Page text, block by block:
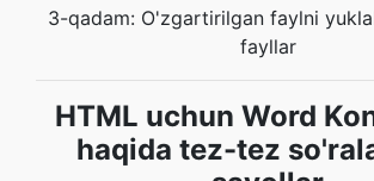
3-qadam: O'zgartirilgan faylni
fayllar
HTML uchun Word
haqida tez-tez